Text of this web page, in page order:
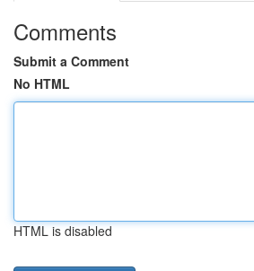
Comments
Submit a Comment
No HTML
HTML is disabled